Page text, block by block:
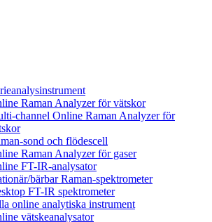
Raman Analyzer för vätskor
channel Online Raman Analyzer för
sond och flödescell
Raman Analyzer för gaser
FT-IR-analysator
bärbar Raman-spektrometer
FT-IR spektrometer
online analytiska instrument
vätskeanalysator